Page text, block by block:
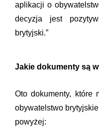
aplikacji o
decyzja jest
brytyjski.”
Jakie dokumenty są
Oto dokumenty, które
obywatelstwo
powyżej: